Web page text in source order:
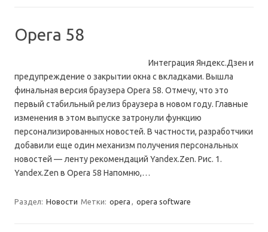
Opera 58
Интеграция Яндекс.Дзен и
предупреждение о закрытии окна с вкладками. Вышла
финальная версия браузера Opera 58. Отмечу, что это
первый стабильный релиз браузера в новом году. Главные
изменения в этом выпуске затронули функцию
персонализированных новостей. В частности, разработчики
добавили еще один механизм получения персональных
новостей — ленту рекомендаций Yandex.Zen. Рис. 1.
Yandex.Zen в Opera 58 Напомню,…
Раздел: Новости Метки: opera , opera software